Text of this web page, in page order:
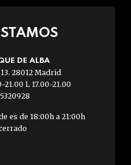
DE ALBA
28012 Madrid
21.00 L 17.00-21.00
es de 18:00h a 21:00h